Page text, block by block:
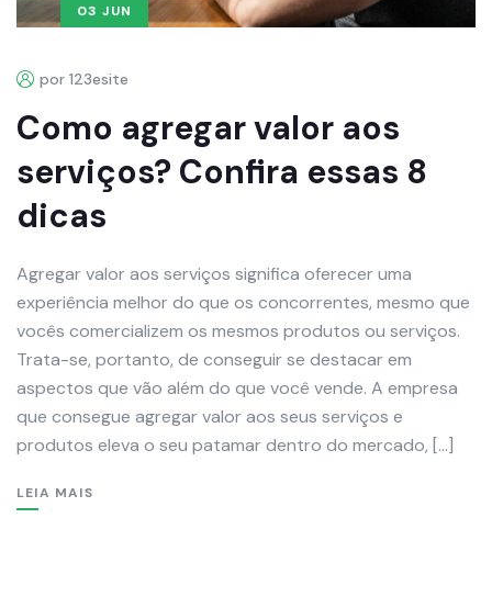
03 JUN
por 123esite
Como agregar valor aos
serviços? Confira essas 8
dicas
Agregar valor aos serviços significa oferecer uma
experiência melhor do que os concorrentes, mesmo que
vocês comercializem os mesmos produtos ou serviços.
Trata-se, portanto, de conseguir se destacar em
aspectos que vão além do que você vende. A empresa
que consegue agregar valor aos seus serviços e
produtos eleva o seu patamar dentro do mercado, […]
LEIA MAIS